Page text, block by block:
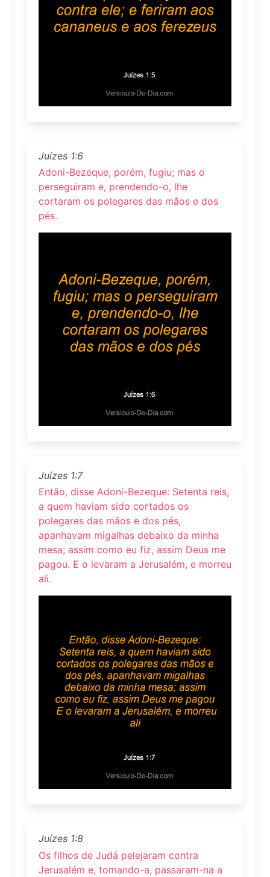
Juízes 1:6
Adoni-Bezeque, porém, fugiu; mas o
perseguiram e, prendendo-o, lhe
cortaram os polegares das mãos e dos
pés.
Juízes 1:7
Então, disse Adoni-Bezeque: Setenta reis,
a quem haviam sido cortados os
polegares das mãos e dos pés,
apanhavam migalhas debaixo da minha
mesa; assim como eu fiz, assim Deus me
pagou. E o levaram a Jerusalém, e morreu
ali.
Juízes 1:8
Os filhos de Judá pelejaram contra
Jerusalém e, tomando-a, passaram-na a